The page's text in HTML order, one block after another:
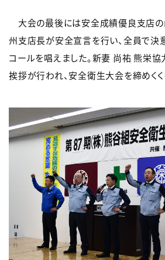
大会の最後には安全成績優良支店
州支店長が安全宣言を行い、全員で決
コールを唱えました。新妻 尚祐 熊栄
挨拶が行われ、安全衛生大会を締めくく